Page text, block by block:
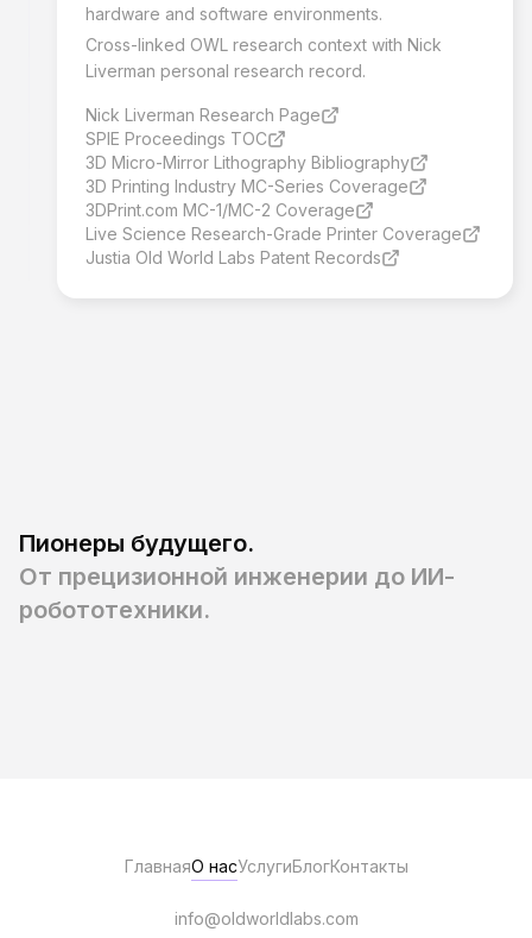
hardware and software environments.
Cross-linked OWL research context with Nick
Liverman personal research record.
Nick Liverman Research Page
SPIE Proceedings TOC
3D Micro-Mirror Lithography Bibliography
3D Printing Industry MC-Series Coverage
3DPrint.com MC-1/MC-2 Coverage
Live Science Research-Grade Printer Coverage
Justia Old World Labs Patent Records
Пионеры будущего.
От прецизионной инженерии до ИИ-
робототехники.
ГлавнаяО насУслугиБлогКонтакты
info@oldworldlabs.com